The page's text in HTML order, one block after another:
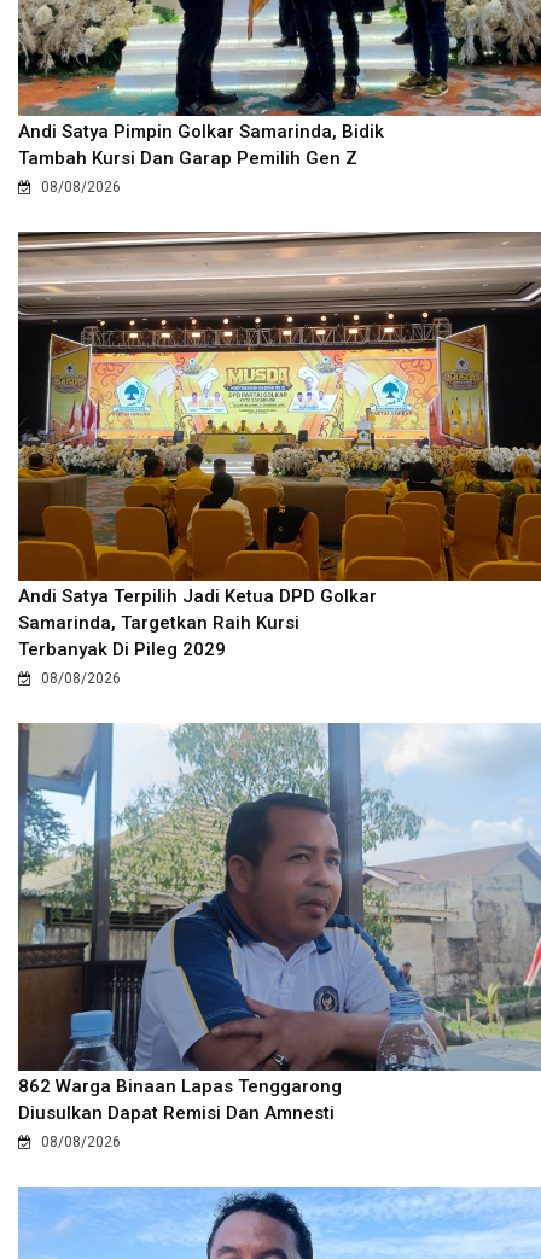
Andi Satya Pimpin Golkar Samarinda, Bidik
Tambah Kursi Dan Garap Pemilih Gen Z
08/08/2026
Andi Satya Terpilih Jadi Ketua DPD Golkar
Samarinda, Targetkan Raih Kursi
Terbanyak Di Pileg 2029
08/08/2026
862 Warga Binaan Lapas Tenggarong
Diusulkan Dapat Remisi Dan Amnesti
08/08/2026